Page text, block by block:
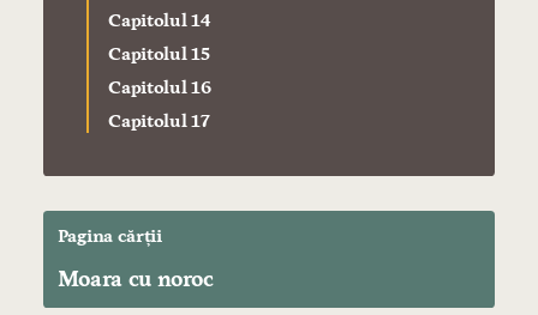
Capitolul 14
Capitolul 15
Capitolul 16
Capitolul 17
Pagina cărții
Moara cu noroc